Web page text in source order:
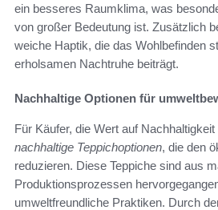
ein besseres Raumklima, was
von großer Bedeutung ist. Zusätzlich
weiche Haptik, die das Wohlbefinden
erholsamen Nachtruhe beiträgt.
Nachhaltige Optionen für
Für Käufer, die Wert auf
nachhaltige Teppichoptionen, die den
reduzieren. Diese Teppiche sind aus
Produktionsprozessen
umweltfreundliche Praktiken. Durch